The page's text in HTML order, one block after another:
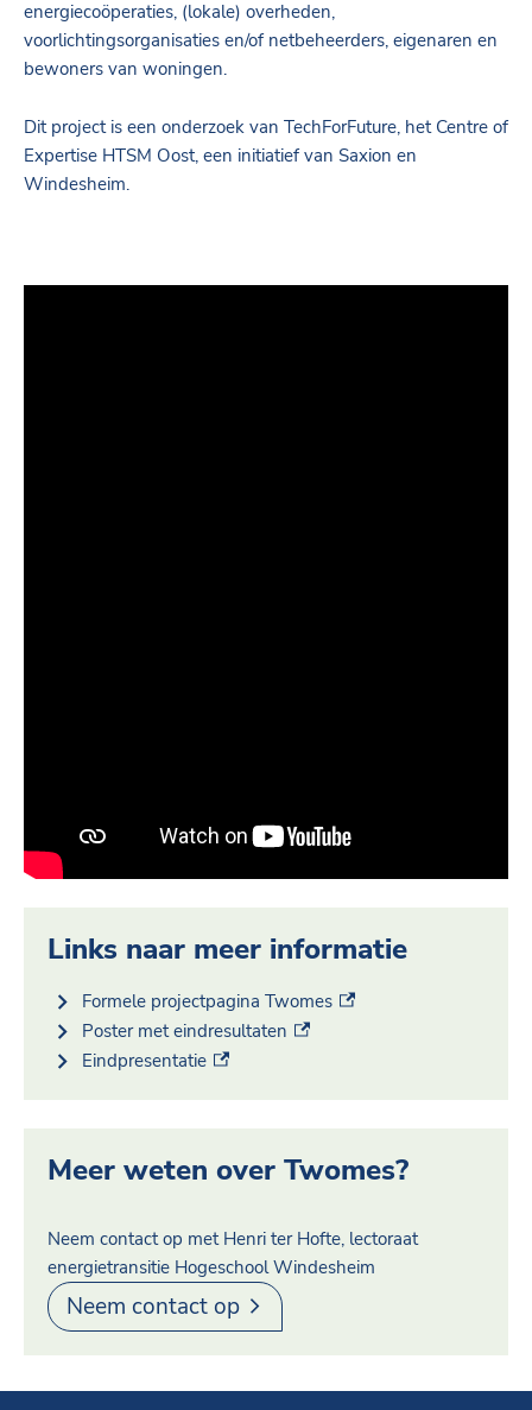
energiecoöperaties, (lokale) overheden,
voorlichtingsorganisaties en/of netbeheerders, eigenaren en
bewoners van woningen.
Dit project is een onderzoek van TechForFuture, het Centre of
Expertise HTSM Oost, een initiatief van Saxion en
Windesheim.
Links naar meer informatie
Formele projectpagina Twomes
(externe link)
Poster met eindresultaten
(externe link)
Eindpresentatie
(externe link)
Meer weten over Twomes?
Neem contact op met Henri ter Hofte, lectoraat
energietransitie Hogeschool Windesheim
Neem contact op